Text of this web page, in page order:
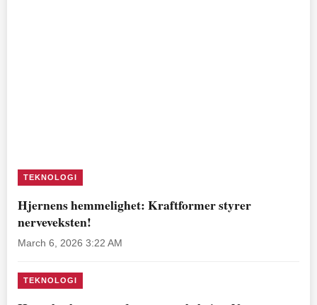
TEKNOLOGI
Hjernens hemmelighet: Kraftformer styrer
nerveveksten!
March 6, 2026 3:22 AM
TEKNOLOGI